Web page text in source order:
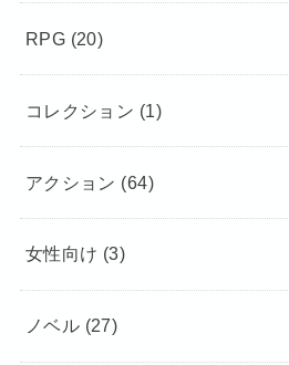
RPG (20)
コレクション (1)
アクション (64)
女性向け (3)
ノベル (27)